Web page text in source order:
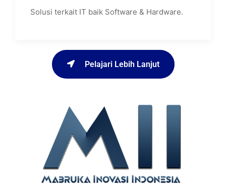
Solusi terkait IT baik Software & Hardware.
Pelajari Lebih Lanjut